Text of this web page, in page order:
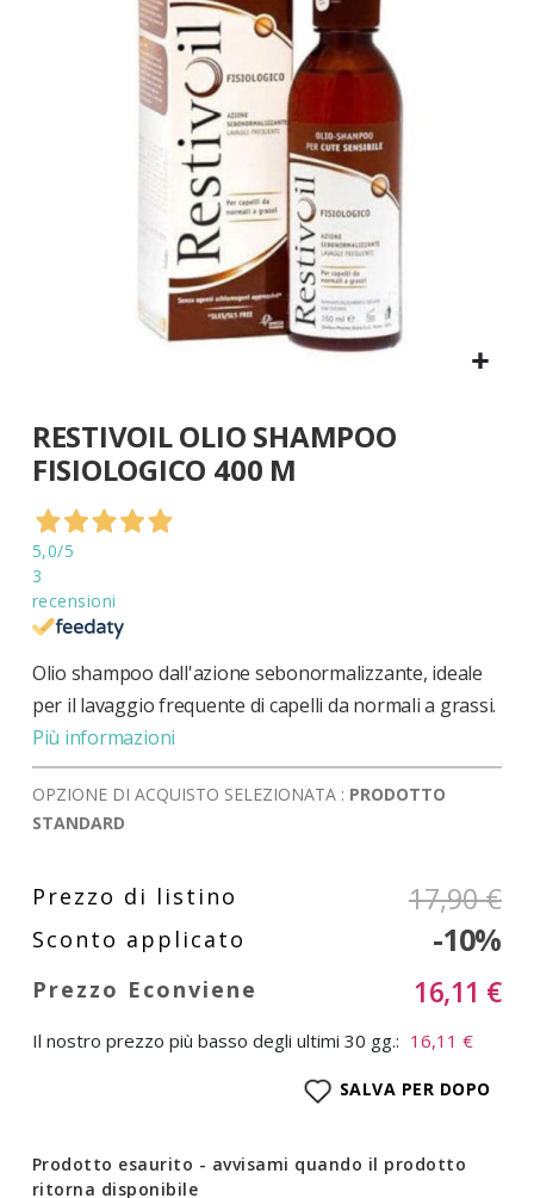
all'inizio
della
galleria
immagini
RESTIVOIL OLIO SHAMPOO
FISIOLOGICO 400 M
5,0/5
3
recensioni
Olio shampoo dall'azione sebonormalizzante, ideale
per il lavaggio frequente di capelli da normali a grassi.
Più informazioni
OPZIONE DI ACQUISTO SELEZIONATA : PRODOTTO
STANDARD
17,90 €
-10%
16,11 €
Il nostro prezzo più basso degli ultimi 30 gg.: 16,11 €
SALVA PER DOPO
Prodotto esaurito - avvisami quando il prodotto
ritorna disponibile